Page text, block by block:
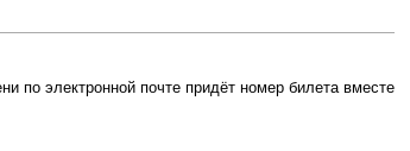
по электронной почте придёт номер билета вместе